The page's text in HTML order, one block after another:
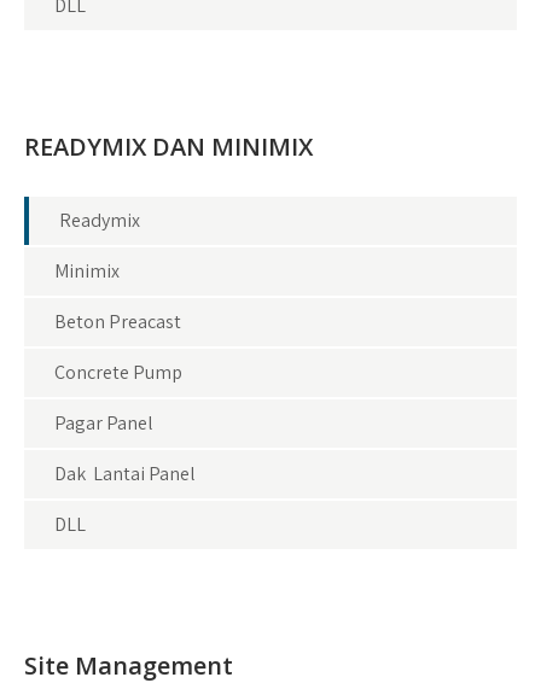
DLL
READYMIX DAN MINIMIX
Readymix
Minimix
Beton Preacast
Concrete Pump
Pagar Panel
Dak Lantai Panel
DLL
Site Management